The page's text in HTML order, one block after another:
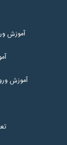
آموزش
آموزش